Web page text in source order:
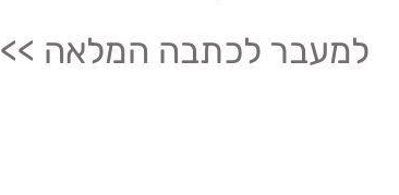
למעבר לכתבה המלאה >>